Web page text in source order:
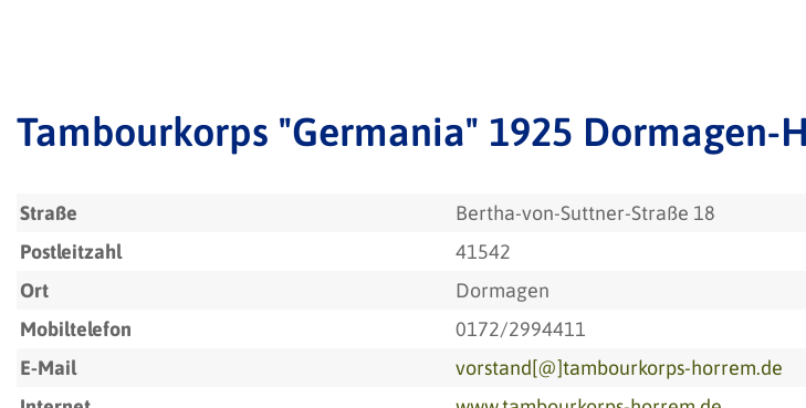
Tambourkorps "Germania" 1925 Dormagen-
Straße
Bertha-von-Suttner-Straße 18
Postleitzahl
41542
Ort
Dormagen
Mobiltelefon
0172/2994411
E-Mail
vorstand[@]tambourkorps-horrem.de